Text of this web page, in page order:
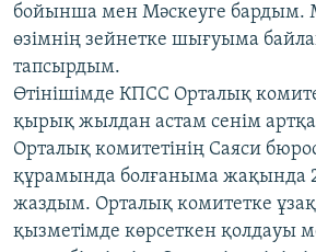
бойынша мен Мәскеуге бардым.
өзімнің зейнетке шығуыма
тапсырдым.
Өтінішімде КПСС Орталық
қырық жылдан астам сенім
Орталық комитетінің Саяси
құрамында болғаныма жақында
жаздым. Орталық комитетке
қызметімде көрсеткен қолдауы